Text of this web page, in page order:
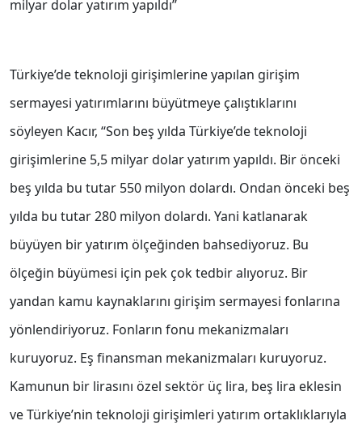
milyar dolar yatırım yapıldı’’
Türkiye’de teknoloji girişimlerine yapılan girişim
sermayesi yatırımlarını büyütmeye çalıştıklarını
söyleyen Kacır, ‘‘Son beş yılda Türkiye’de teknoloji
girişimlerine 5,5 milyar dolar yatırım yapıldı. Bir önceki
beş yılda bu tutar 550 milyon dolardı. Ondan önceki beş
yılda bu tutar 280 milyon dolardı. Yani katlanarak
büyüyen bir yatırım ölçeğinden bahsediyoruz. Bu
ölçeğin büyümesi için pek çok tedbir alıyoruz. Bir
yandan kamu kaynaklarını girişim sermayesi fonlarına
yönlendiriyoruz. Fonların fonu mekanizmaları
kuruyoruz. Eş finansman mekanizmaları kuruyoruz.
Kamunun bir lirasını özel sektör üç lira, beş lira eklesin
ve Türkiye’nin teknoloji girişimleri yatırım ortaklıklarıyla